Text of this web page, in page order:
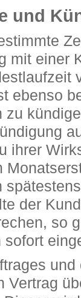
und
mit einer
ebenso
ihrer
der
so
sofort
und
Vertrag